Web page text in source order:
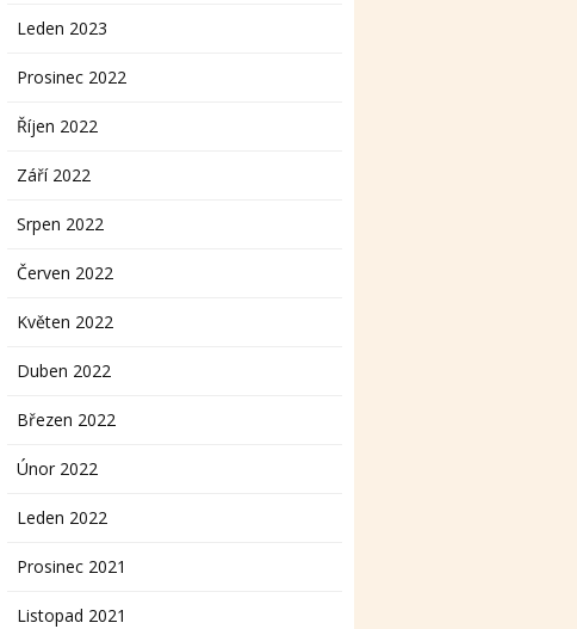
Leden 2023
Prosinec 2022
Říjen 2022
Září 2022
Srpen 2022
Červen 2022
Květen 2022
Duben 2022
Březen 2022
Únor 2022
Leden 2022
Prosinec 2021
Listopad 2021